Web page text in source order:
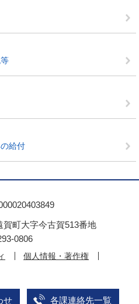
給付
町大字今古賀513番地
0806
個人情報・著作権
せ 各課連絡先一覧